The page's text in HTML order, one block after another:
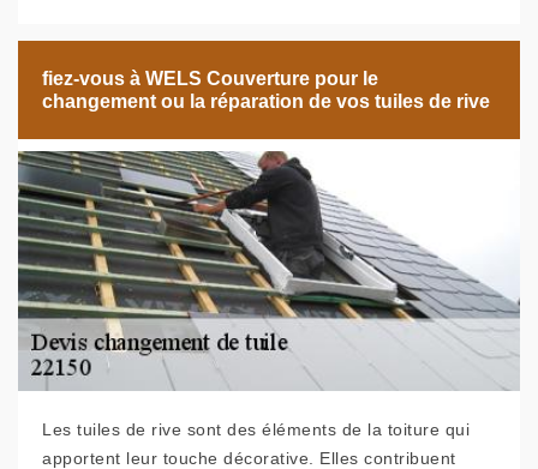
fiez-vous à WELS Couverture pour le
changement ou la réparation de vos tuiles de rive
Les tuiles de rive sont des éléments de la toiture qui
apportent leur touche décorative. Elles contribuent